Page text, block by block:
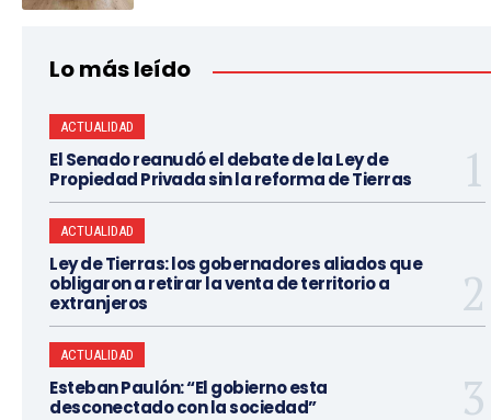
Lo más leído
ACTUALIDAD
El Senado reanudó el debate de la Ley de
Propiedad Privada sin la reforma de Tierras
ACTUALIDAD
Ley de Tierras: los gobernadores aliados que
obligaron a retirar la venta de territorio a
extranjeros
ACTUALIDAD
Esteban Paulón: “El gobierno esta
desconectado con la sociedad”